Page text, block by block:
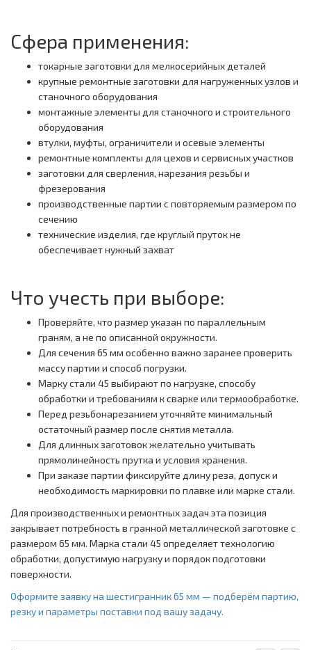
Сфера применения:
токарные заготовки для мелкосерийных деталей
крупные ремонтные заготовки для нагруженных узлов и
станочного оборудования
монтажные элементы для станочного и строительного
оборудования
втулки, муфты, ограничители и осевые элементы
ремонтные комплекты для цехов и сервисных участков
заготовки для сверления, нарезания резьбы и
фрезерования
производственные партии с повторяемым размером по
сечению
технические изделия, где круглый пруток не
обеспечивает нужный захват
Что учесть при выборе:
Проверяйте, что размер указан по параллельным
граням, а не по описанной окружности.
Для сечения 65 мм особенно важно заранее проверить
массу партии и способ погрузки.
Марку стали 45 выбирают по нагрузке, способу
обработки и требованиям к сварке или термообработке.
Перед резьбонарезанием уточняйте минимальный
остаточный размер после снятия металла.
Для длинных заготовок желательно учитывать
прямолинейность прутка и условия хранения.
При заказе партии фиксируйте длину реза, допуск и
необходимость маркировки по плавке или марке стали.
Для производственных и ремонтных задач эта позиция
закрывает потребность в гранной металлической заготовке с
размером 65 мм. Марка стали 45 определяет технологию
обработки, допустимую нагрузку и порядок подготовки
поверхности.
Оформите заявку на шестигранник 65 мм — подберём партию,
резку и параметры поставки под вашу задачу.